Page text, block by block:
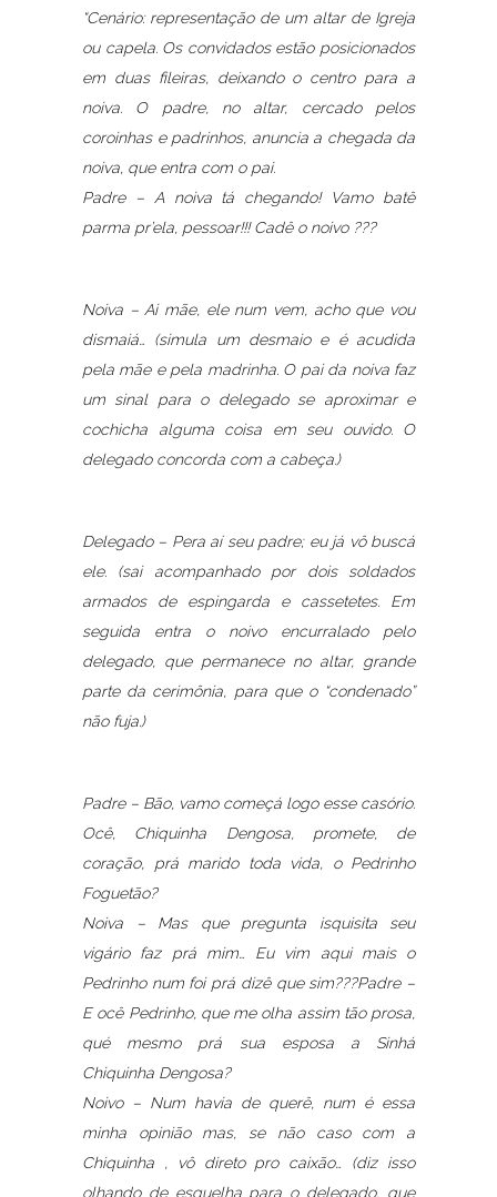
“Cenário: representação de um altar de Igreja
ou capela. Os convidados estão posicionados
em duas fileiras, deixando o centro para a
noiva. O padre, no altar, cercado pelos
coroinhas e padrinhos, anuncia a chegada da
noiva, que entra com o pai.
Padre – A noiva tá chegando! Vamo batê
parma pr’ela, pessoar!!! Cadê o noivo ???
Noiva – Ai mãe, ele num vem, acho que vou
dismaiá… (simula um desmaio e é acudida
pela mãe e pela madrinha. O pai da noiva faz
um sinal para o delegado se aproximar e
cochicha alguma coisa em seu ouvido. O
delegado concorda com a cabeça.)
Delegado – Pera aí seu padre; eu já vô buscá
ele. (sai acompanhado por dois soldados
armados de espingarda e cassetetes. Em
seguida entra o noivo encurralado pelo
delegado, que permanece no altar, grande
parte da cerimônia, para que o “condenado”
não fuja.)
Padre – Bão, vamo começá logo esse casório.
Ocê, Chiquinha Dengosa, promete, de
coração, prá marido toda vida, o Pedrinho
Foguetão?
Noiva – Mas que pregunta isquisita seu
vigário faz prá mim… Eu vim aqui mais o
Pedrinho num foi prá dizê que sim???Padre –
E ocê Pedrinho, que me olha assim tão prosa,
qué mesmo prá sua esposa a Sinhá
Chiquinha Dengosa?
Noivo – Num havia de querê, num é essa
minha opinião mas, se não caso com a
Chiquinha , vô direto pro caixão… (diz isso
olhando de esguelha para o delegado, que